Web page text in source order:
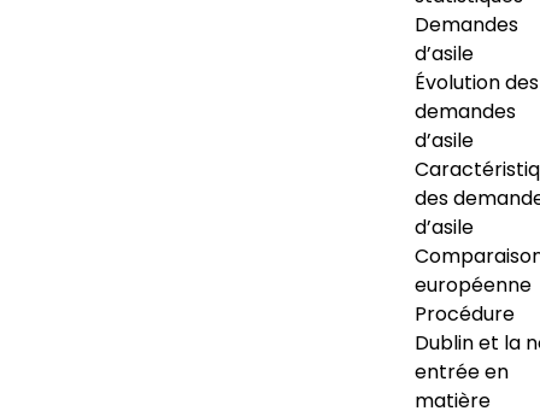
Demandes
d’asile
Évolution des
demandes
d’asile
des
d’asile
européenne
Procédure
Dublin et la
entrée en
matière